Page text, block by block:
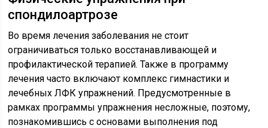
спондилоартрозе
Во время лечения заболевания не стоит
ограничиваться только восстанавливающей и
профилактической терапией. Также в программу
лечения часто включают комплекс гимнастики и
лечебных ЛФК упражнений. Предусмотренные в
рамках программы упражнения несложные, поэтому,
познакомившись с основами выполнения под